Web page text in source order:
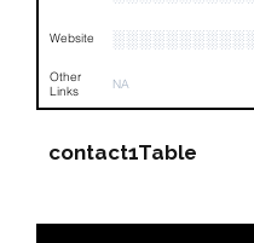
Website
Other
Links
NA
contact1Table